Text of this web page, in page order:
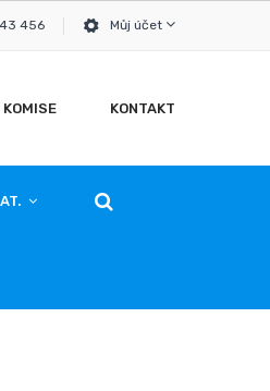
Můj účet
456
KOMISE KONTAKT